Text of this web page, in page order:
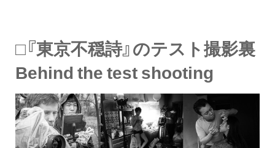
□『東京不穏詩』のテスト撮影裏
Behind the test shooting